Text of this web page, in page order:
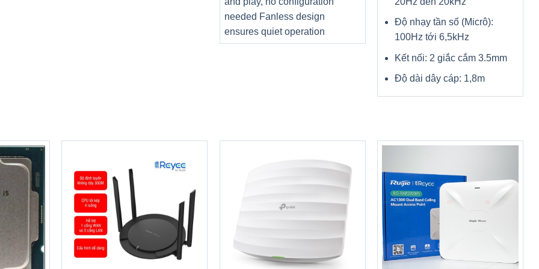
needed Fanless design
ensures quiet operation
Độ nhạy tần số (Micrô):
100Hz tới 6,5kHz
Kết nối: 2 giắc cắm 3.5mm
Độ dài dây cáp: 1,8m